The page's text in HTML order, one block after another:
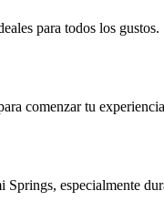
para todos los gustos.
comenzar tu
Springs, especialmente